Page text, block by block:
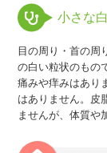
小さな
目の周り・首の周
の白い粒状のもの
痛みや痒みはあり
はありません。皮
ませんが、体質や